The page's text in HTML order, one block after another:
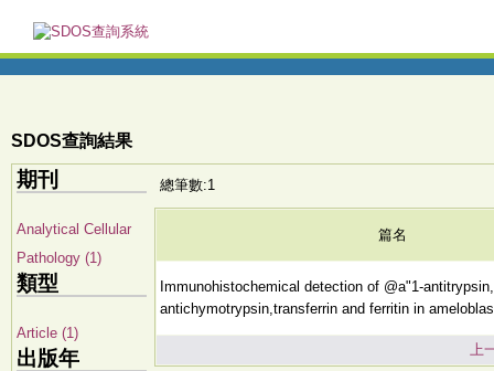
SDOS查詢結果
期刊
Analytical Cellular
Pathology (1)
類型
Article (1)
出版年
總筆數:1
篇名
Immunohistochemical detection of @a"1-
antichymotrypsin,transferrin and ferritin in
上